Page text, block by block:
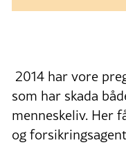
2014 har vore
som har skada
menneskeliv. Her
og